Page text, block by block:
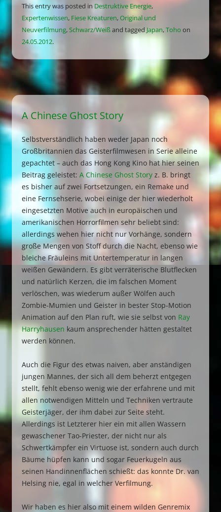
This entry was posted in Destruktive Energie,
Expertenwissen, Fiese Kreaturen,Original und
Neuverfilmung,Schwarz/Weißand taggedJapan,Toho on
24.05.2012.
A Chinese Ghost Story
Selbstverständlich haben weder Japan noch
Großbritannien das Geisterfilmwesen in Serie alleine
gepachtet – auch das Hong Kong Kino hat hier seinen
Beitrag geleistet: A Chinese Ghost Story z. B. bringt
es bisher auf zwei Fortsetzungen, ein Remake und
eine Fernsehserie, wobei einige der hier wiederholt
eingesetzten Motive auch in europäischen und
amerikanischen Horrorfilmen sehr beliebt sind:
allerdings wehen hier nicht nur Vorhänge, sondern
große Mengen von Stoff durch die Nacht, ebenso wie
bleiche Fräuleins mit Untertemperatur in langen
weißen Gewändern. Es gibt verräterische Blutflecken
und natürlich Kerzen, die im falschen Moment
verlöschen, was wiederum außer Wölfen auch
Zombie-Mumien und Geister in bester Stop-Motion
Animation auf den Plan ruft, wie sie selbst von Ray
Harryhausen kaum ansprechender hätten gestaltet
werden können.
Auch die Figur des etwas naiven, aber anständigen
jungen Mannes, der sich all dem beherzt entgegen
stellt, fehlt ebenso wenig wie der erfahrene und mit
allen notwendigen Mitteln und Techniken vertraute
Geisterjäger, der ihm dabei zur Seite steht.
Allerdings ist Letzterer hier ein mit allen Wassern
gewaschener Tao-Priester, der nicht nur als
Schwertkämpfer ein Virtuose ist, sondern auch durch
Bäume hüpfen kann und sogar Feuerkugeln aus
seinen Handinnenflächen schießt: das konnte Dr. van
Helsing nie, egal in welcher Verfilmung.
Wir haben es hier also mit einem wilden Genremix